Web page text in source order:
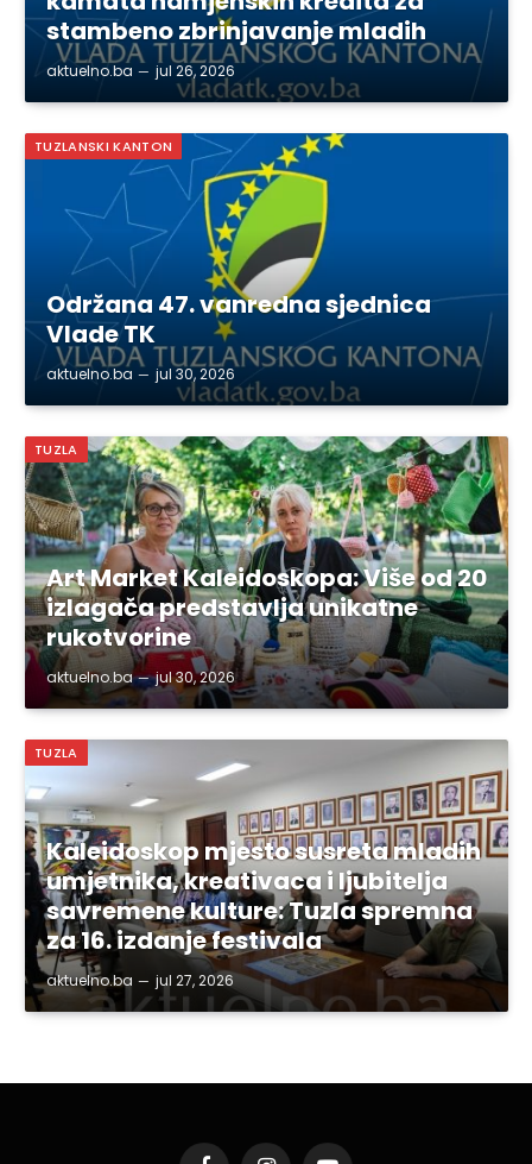
stambeno zbrinjavanje mladih
aktuelno.ba jul 26, 2026
TUZLANSKI KANTON
Održana 47. vanredna sjednica
Vlade TK
aktuelno.ba jul 30, 2026
TUZLA
Art Market Kaleidoskopa: Više od 20
izlagača predstavlja unikatne
rukotvorine
aktuelno.ba jul 30, 2026
TUZLA
Kaleidoskop mjesto susreta mladih
umjetnika, kreativaca i ljubitelja
savremene kulture: Tuzla spremna
za 16. izdanje festivala
aktuelno.ba jul 27, 2026